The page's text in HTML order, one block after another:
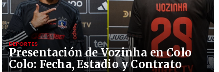
Presentación de Vozinha en Colo
Colo: Fecha, Estadio y Contrato
DEPORTES